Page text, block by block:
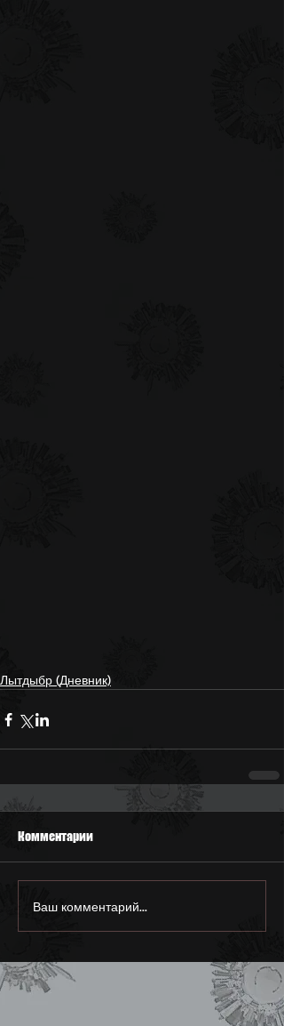
Лытдыбр (Дневник)
Комментарии
Ваш комментарий...